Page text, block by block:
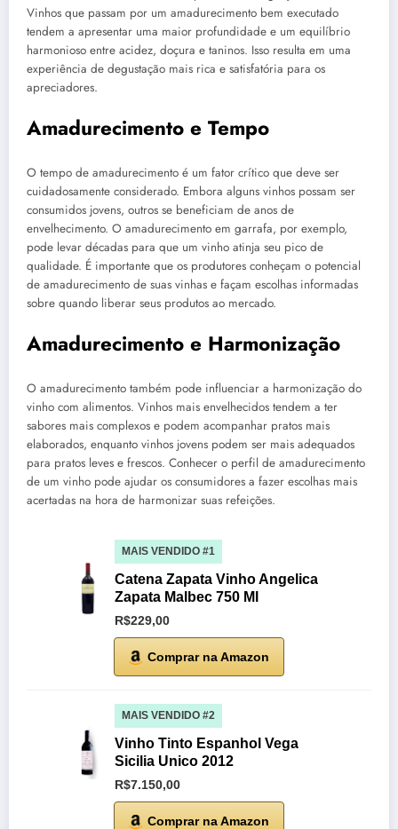
Vinhos que passam por um amadurecimento bem executado
tendem a apresentar uma maior profundidade e um equilíbrio
harmonioso entre acidez, doçura e taninos. Isso resulta em uma
experiência de degustação mais rica e satisfatória para os
apreciadores.
Amadurecimento e Tempo
O tempo de amadurecimento é um fator crítico que deve ser
cuidadosamente considerado. Embora alguns vinhos possam ser
consumidos jovens, outros se beneficiam de anos de
envelhecimento. O amadurecimento em garrafa, por exemplo,
pode levar décadas para que um vinho atinja seu pico de
qualidade. É importante que os produtores conheçam o potencial
de amadurecimento de suas vinhas e façam escolhas informadas
sobre quando liberar seus produtos ao mercado.
Amadurecimento e Harmonização
O amadurecimento também pode influenciar a harmonização do
vinho com alimentos. Vinhos mais envelhecidos tendem a ter
sabores mais complexos e podem acompanhar pratos mais
elaborados, enquanto vinhos jovens podem ser mais adequados
para pratos leves e frescos. Conhecer o perfil de amadurecimento
de um vinho pode ajudar os consumidores a fazer escolhas mais
acertadas na hora de harmonizar suas refeições.
MAIS VENDIDO #1
Catena Zapata Vinho Angelica
Zapata Malbec 750 Ml
R$229,00
Comprar na Amazon
MAIS VENDIDO #2
Vinho Tinto Espanhol Vega
Sicilia Unico 2012
R$7.150,00
Comprar na Amazon